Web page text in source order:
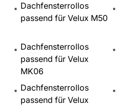
Dachfensterrollos
passend für Velux M50
Dachfensterrollos
passend für Velux
MK06
Dachfensterrollos
passend für Velux